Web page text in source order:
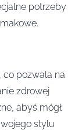
potrzeby
co pozwala na
zdrowej
abyś mógł
stylu